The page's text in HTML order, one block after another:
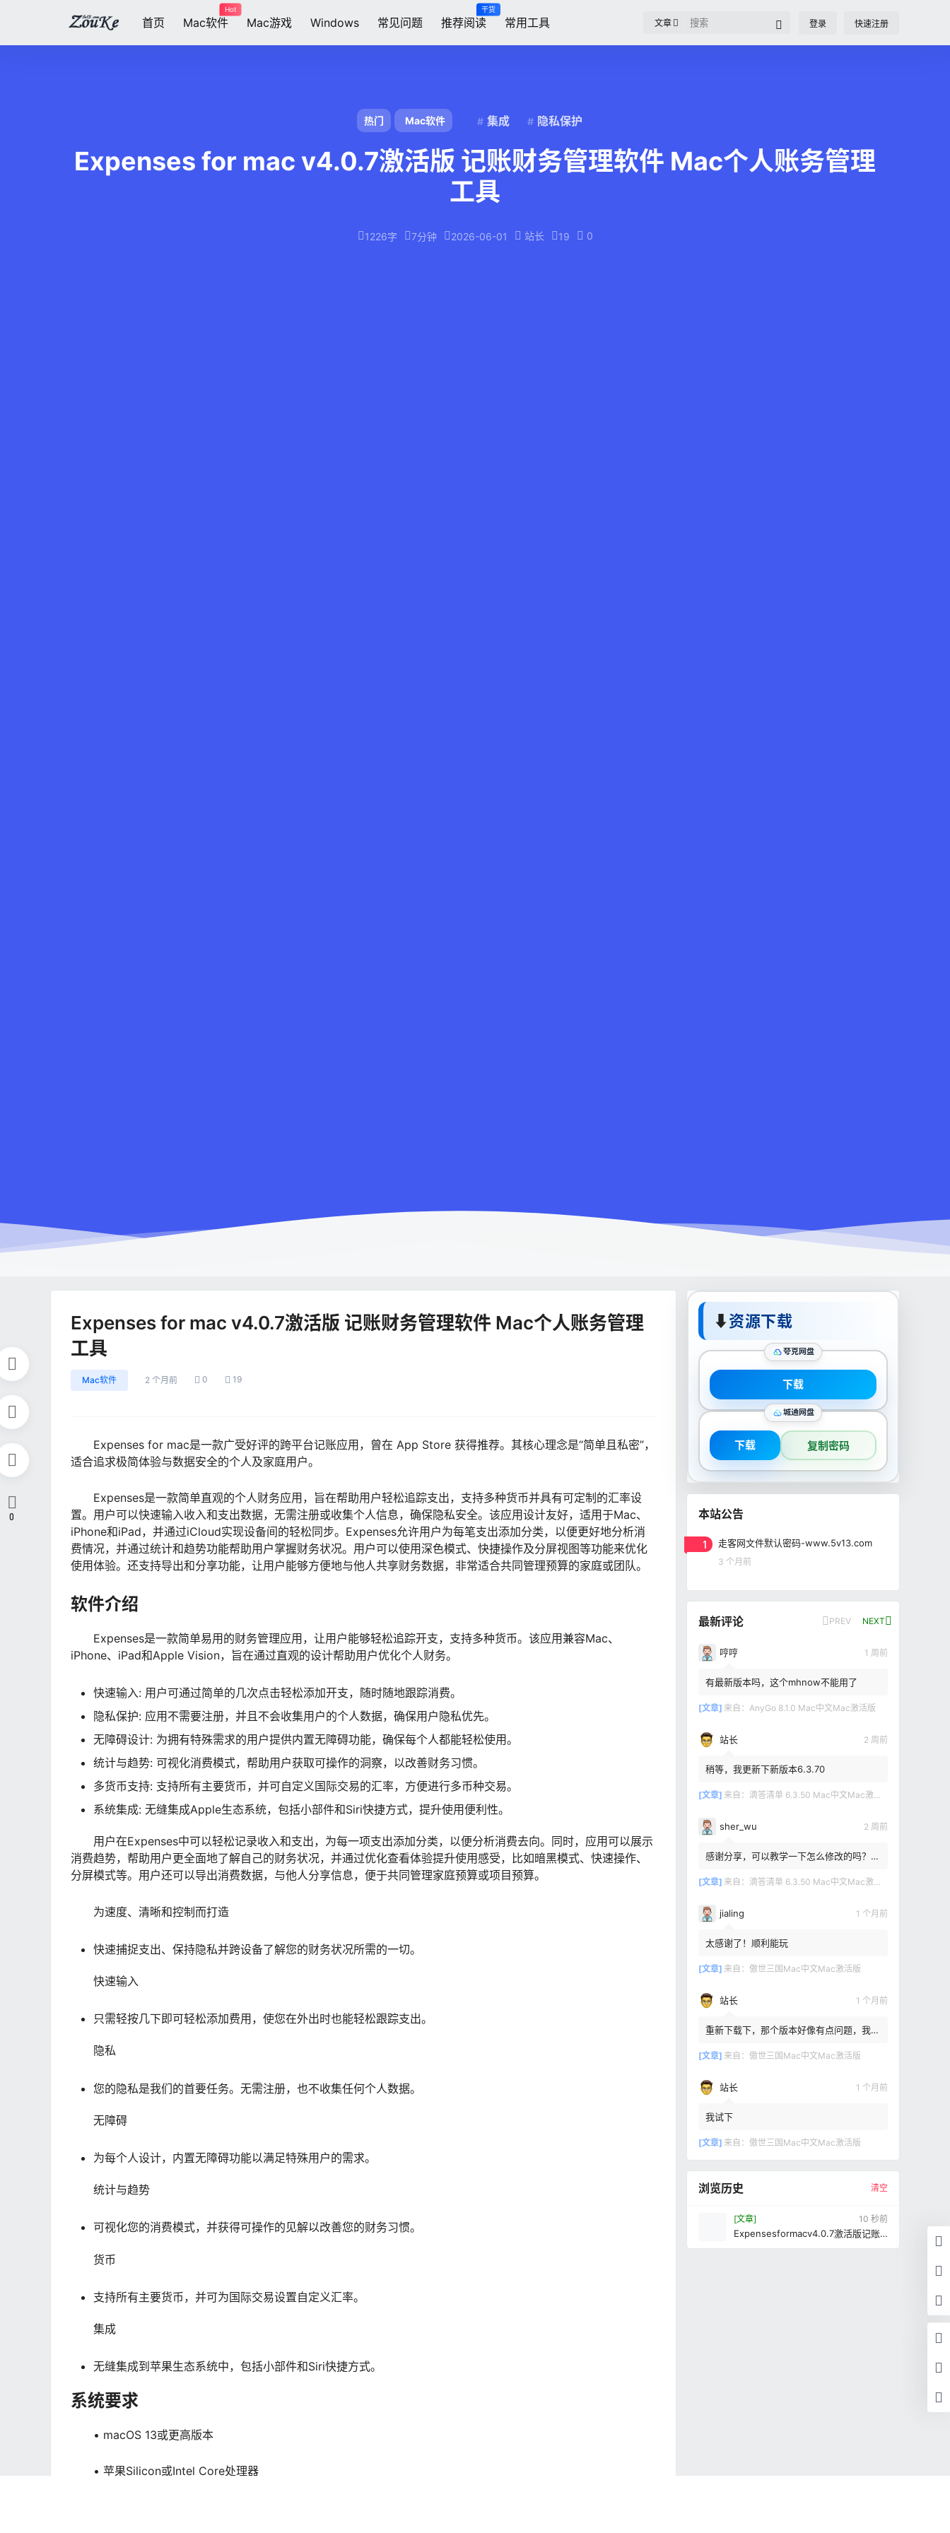
首页 Mac软件
Hot
Mac游戏 Windows 常见问题 推荐阅读
干货
常用工具 文章 登录 快速注册
热门 Mac软件 集成 隐私保护
Expenses for mac v4.0.7激活版 记账财务管理软件 Mac个人账务管理
工具
1226字 7分钟 2026-06-01 站长 19 0
Expenses for mac v4.0.7激活版 记账财务管理软件 Mac个人账务管理
工具
Mac软件 2 个月前 0 19
Expenses for mac是一款广受好评的跨平台记账应用，曾在 App Store 获得推荐。其核心理念是“简单且私密”，
适合追求极简体验与数据安全的个人及家庭用户。
Expenses是一款简单直观的个人财务应用，旨在帮助用户轻松追踪支出，支持多种货币并具有可定制的汇率设
置。用户可以快速输入收入和支出数据，无需注册或收集个人信息，确保隐私安全。该应用设计友好，适用于Mac、
iPhone和iPad，并通过iCloud实现设备间的轻松同步。Expenses允许用户为每笔支出添加分类，以便更好地分析消
费情况，并通过统计和趋势功能帮助用户掌握财务状况。用户可以使用深色模式、快捷操作及分屏视图等功能来优化
使用体验。还支持导出和分享功能，让用户能够方便地与他人共享财务数据，非常适合共同管理预算的家庭或团队。
软件介绍
Expenses是一款简单易用的财务管理应用，让用户能够轻松追踪开支，支持多种货币。该应用兼容Mac、
iPhone、iPad和Apple Vision，旨在通过直观的设计帮助用户优化个人财务。
快速输入: 用户可通过简单的几次点击轻松添加开支，随时随地跟踪消费。
隐私保护: 应用不需要注册，并且不会收集用户的个人数据，确保用户隐私优先。
无障碍设计: 为拥有特殊需求的用户提供内置无障碍功能，确保每个人都能轻松使用。
统计与趋势: 可视化消费模式，帮助用户获取可操作的洞察，以改善财务习惯。
多货币支持: 支持所有主要货币，并可自定义国际交易的汇率，方便进行多币种交易。
系统集成: 无缝集成Apple生态系统，包括小部件和Siri快捷方式，提升使用便利性。
用户在Expenses中可以轻松记录收入和支出，为每一项支出添加分类，以便分析消费去向。同时，应用可以展示
消费趋势，帮助用户更全面地了解自己的财务状况，并通过优化查看体验提升使用感受，比如暗黑模式、快速操作、
分屏模式等。用户还可以导出消费数据，与他人分享信息，便于共同管理家庭预算或项目预算。
为速度、清晰和控制而打造
快速捕捉支出、保持隐私并跨设备了解您的财务状况所需的一切。
快速输入
只需轻按几下即可轻松添加费用，使您在外出时也能轻松跟踪支出。
隐私
您的隐私是我们的首要任务。无需注册，也不收集任何个人数据。
无障碍
为每个人设计，内置无障碍功能以满足特殊用户的需求。
统计与趋势
可视化您的消费模式，并获得可操作的见解以改善您的财务习惯。
货币
支持所有主要货币，并可为国际交易设置自定义汇率。
集成
无缝集成到苹果生态系统中，包括小部件和Siri快捷方式。
系统要求
• macOS 13或更高版本
• 苹果Silicon或Intel Core处理器
0
⬇资源下载
夸克网盘
下载
城通网盘
下载 复制密码
本站公告
1 走客网文件默认密码-www.5v13.com
3 个月前
最新评论 PREV NEXT
哼哼 1 周前
有最新版本吗，这个mhnow不能用了
[文章] 来自： AnyGo 8.1.0 Mac中文Mac激活版
站长 2 周前
稍等，我更新下新版本6.3.70
[文章] 来自： 滴答清单 6.3.50 Mac中文Mac激活版
sher_wu 2 周前
感谢分享，可以教学一下怎么修改的吗？目
[文章] 来自： 滴答清单 6.3.50 Mac中文Mac激活版
jialing 1 个月前
太感谢了！顺利能玩
[文章] 来自： 傲世三国Mac中文Mac激活版
站长 1 个月前
重新下载下，那个版本好像有点问题，我重
[文章] 来自： 傲世三国Mac中文Mac激活版
站长 1 个月前
我试下
[文章] 来自： 傲世三国Mac中文Mac激活版
浏览历史 清空
[文章] 11 秒前
Expensesformacv4.0.7激活版记账
财务管理软件Mac个人账务管理工具